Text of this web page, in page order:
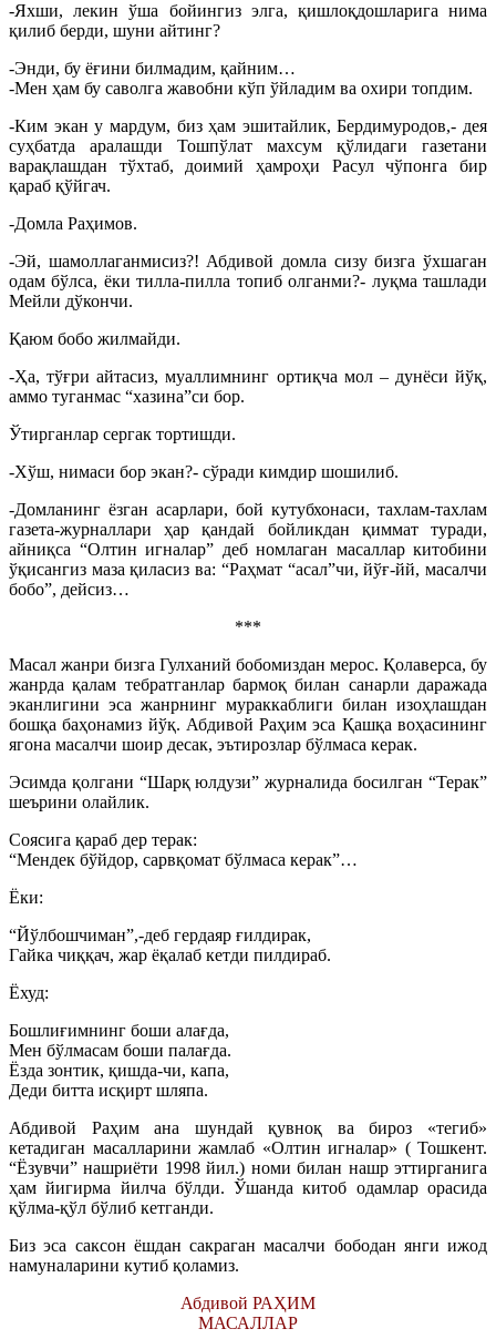
-Яхши, лекин ўша бойингиз элга, қишлоқдошларига нима
қилиб берди, шуни айтинг?
-Энди, бу ёғини билмадим, қайним…
-Мен ҳам бу саволга жавобни кўп ўйладим ва охири топдим.
-Ким экан у мардум, биз ҳам эшитайлик, Бердимуродов,- дея
суҳбатда аралашди Тошпўлат махсум қўлидаги газетани
варақлашдан тўхтаб, доимий ҳамроҳи Расул чўпонга бир
қараб қўйгач.
-Домла Раҳимов.
-Эй, шамоллаганмисиз?! Абдивой домла сизу бизга ўхшаган
одам бўлса, ёки тилла-пилла топиб олганми?- луқма ташлади
Мейли дўкончи.
Қаюм бобо жилмайди.
-Ҳа, тўғри айтасиз, муаллимнинг ортиқча мол – дунёси йўқ,
аммо туганмас “хазина”си бор.
Ўтирганлар сергак тортишди.
-Хўш, нимаси бор экан?- сўради кимдир шошилиб.
-Домланинг ёзган асарлари, бой кутубхонаси, тахлам-тахлам
газета-журналлари ҳар қандай бойликдан қиммат туради,
айниқса “Олтин игналар” деб номлаган масаллар китобини
ўқисангиз маза қиласиз ва: “Раҳмат “асал”чи, йўғ-йй, масалчи
бобо”, дейсиз…
***
Масал жанри бизга Гулханий бобомиздан мерос. Қолаверса, бу
жанрда қалам тебратганлар бармоқ билан санарли даражада
эканлигини эса жанрнинг мураккаблиги билан изоҳлашдан
бошқа баҳонамиз йўқ. Абдивой Раҳим эса Қашқа воҳасининг
ягона масалчи шоир десак, эътирозлар бўлмаса керак.
Эсимда қолгани “Шарқ юлдузи” журналида босилган “Терак”
шеърини олайлик.
Соясига қараб дер терак:
“Мендек бўйдор, сарвқомат бўлмаса керак”…
Ёки:
“Йўлбошчиман”,-деб гердаяр ғилдирак,
Гайка чиққач, жар ёқалаб кетди пилдираб.
Ёхуд:
Бошлиғимнинг боши алағда,
Мен бўлмасам боши палағда.
Ёзда зонтик, қишда-чи, капа,
Деди битта исқирт шляпа.
Абдивой Раҳим ана шундай қувноқ ва бироз «тегиб»
кетадиган масалларини жамлаб «Олтин игналар» ( Тошкент.
“Ёзувчи” нашриёти 1998 йил.) номи билан нашр эттирганига
ҳам йигирма йилча бўлди. Ўшанда китоб одамлар орасида
қўлма-қўл бўлиб кетганди.
Биз эса саксон ёшдан сакраган масалчи бободан янги ижод
намуналарини кутиб қоламиз.
Абдивой РАҲИМ
МАСАЛЛАР